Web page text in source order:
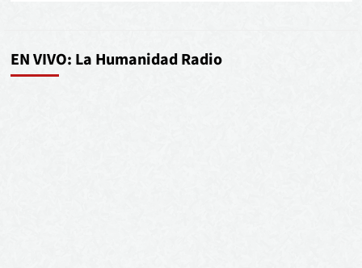
EN VIVO: La Humanidad Radio